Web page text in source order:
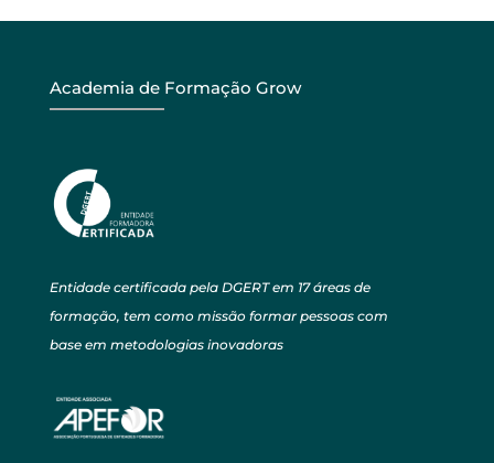
Academia de Formação Grow
Entidade certificada pela DGERT em 17 áreas de
formação, tem como missão formar pessoas com
base em metodologias inovadoras